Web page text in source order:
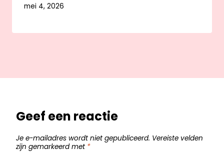
mei 4, 2026
Geef een reactie
Je e-mailadres wordt niet gepubliceerd. Vereiste velden
zijn gemarkeerd met *